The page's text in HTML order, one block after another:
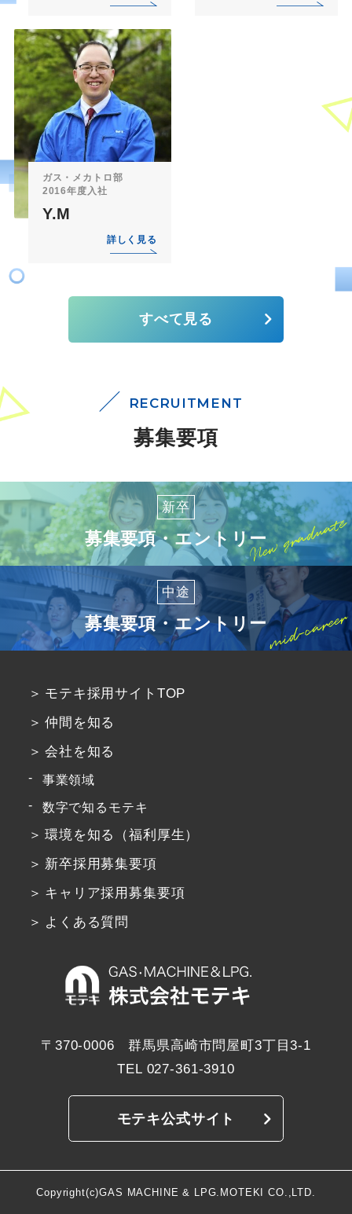
ガス・メカトロ部
2016年度入社
Y.M
詳しく見る
すべて見る
RECRUITMENT
募集要項
新卒
募集要項・エントリー
中途
募集要項・エントリー
モテキ採用サイトTOP
仲間を知る
会社を知る
事業領域
数字で知るモテキ
環境を知る（福利厚生）
新卒採用募集要項
キャリア採用募集要項
よくある質問
〒370-0006 群馬県高崎市問屋町3丁目3-1
TEL 027-361-3910
モテキ公式サイト
Copyright(c)GAS MACHINE & LPG.MOTEKI CO.,LTD.